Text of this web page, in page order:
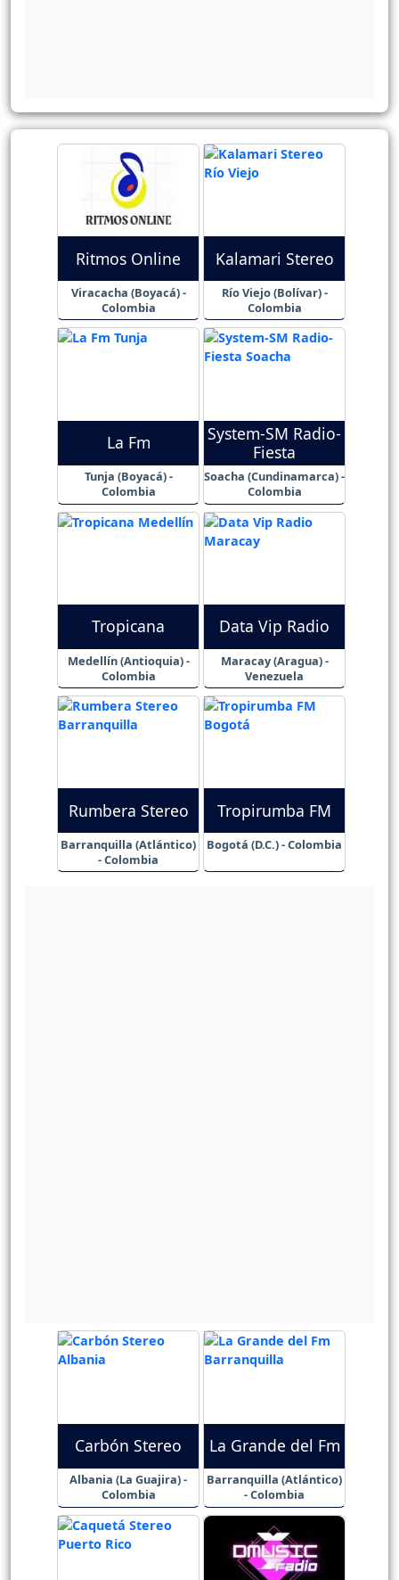
Ritmos Online
Viracacha (Boyacá) -
Colombia
Kalamari Stereo
Río Viejo (Bolívar) -
Colombia
La Fm
Tunja (Boyacá) -
Colombia
System-SM Radio-
Fiesta
Soacha (Cundinamarca) -
Colombia
Tropicana
Medellín (Antioquia) -
Colombia
Data Vip Radio
Maracay (Aragua) -
Venezuela
Rumbera Stereo
Barranquilla (Atlántico)
- Colombia
Tropirumba FM
Bogotá (D.C.) - Colombia
Carbón Stereo
Albania (La Guajira) -
Colombia
La Grande del Fm
Barranquilla (Atlántico)
- Colombia